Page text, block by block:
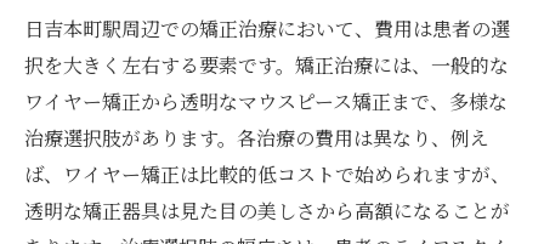
日吉本町駅周辺での矯正治療において、費用は患者の選
択を大きく左右する要素です。矯正治療には、一般的な
ワイヤー矯正から透明なマウスピース矯正まで、多様な
治療選択肢があります。各治療の費用は異なり、例え
ば、ワイヤー矯正は比較的低コストで始められますが、
透明な矯正器具は見た目の美しさから高額になることが